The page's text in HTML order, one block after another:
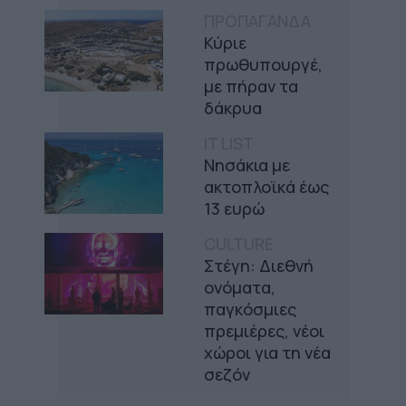
Κύριε
πρωθυπουργέ,
με πήραν τα
δάκρυα
Νησάκια με
ακτοπλοϊκά έως
13 ευρώ
Στέγη: Διεθνή
ονόματα,
παγκόσμιες
πρεμιέρες, νέοι
χώροι για τη νέα
σεζόν